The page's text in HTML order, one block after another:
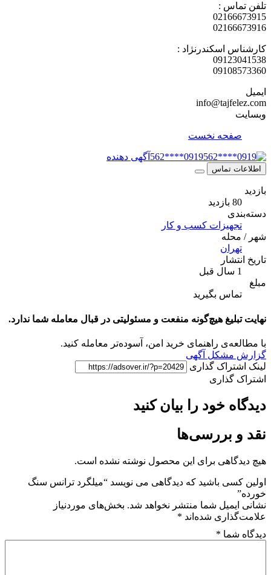
:
اسکندرنژاد :
نخست
0919****562 آگهی دهنده
تماس
کسب و کار
بگیرید
هیچ‌گونه منفعت و مسئولیتی در قبال معامله شما ندارد.
راهنمای خرید امن، آسوده‌تر معامله کنید.
آگهی
گذاری
خود را بیان کنید
بررسی‌ها
برای این محصول نوشته نشده است.
باشید که دیدگاهی می نویسد “میلگرد ترانس سنگ
شما منتشر نخواهد شد. بخش‌های موردنیاز
شده‌اند*
*